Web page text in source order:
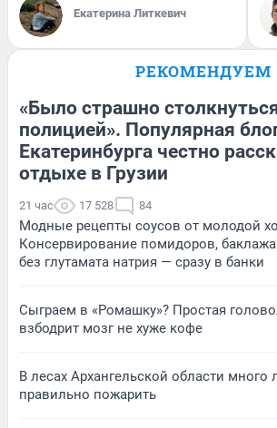
Екатерина Литкевич
РЕКОМЕНДУЕМ
«Было страшно
полицией». Популярная
Екатеринбурга честно
отдыхе в Грузии
21 час 17 528 84
Модные рецепты соусов от молодой
Консервирование помидоров,
без глутамата натрия — сразу в банки
Сыграем в «Ромашку»? Простая
взбодрит мозг не хуже кофе
В лесах Архангельской области много
правильно пожарить